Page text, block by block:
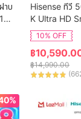
าบ
Hisense ทีวี
K Ultra HD
ol WIFI Build
VIDAA U7.6
HDMI /AV /
Digital
10% OFF
฿
฿14,990.00
(